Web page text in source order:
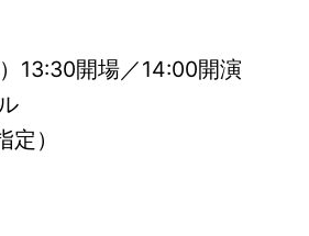
13:30開場／14:00開演
）